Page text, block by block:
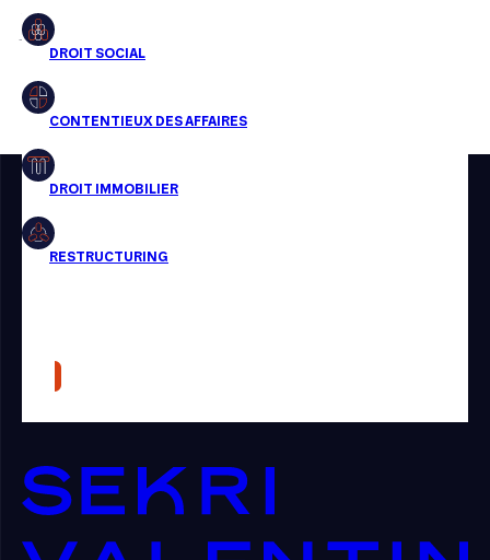
Droit social
Droit immobilier
Restructuring
Presse
jour
Aucun résultats pour cette recherche